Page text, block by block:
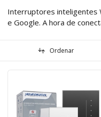
Interruptores inteligentes
e Google. A hora de
Ordenar